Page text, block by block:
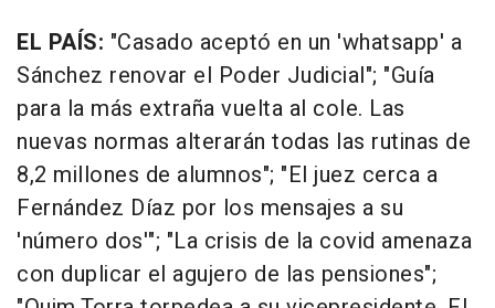
EL PAÍS: "Casado aceptó en un 'whatsapp' a
Sánchez renovar el Poder Judicial"; "Guía
para la más extraña vuelta al cole. Las
nuevas normas alterarán todas las rutinas de
8,2 millones de alumnos"; "El juez cerca a
Fernández Díaz por los mensajes a su
'número dos'"; "La crisis de la covid amenaza
con duplicar el agujero de las pensiones";